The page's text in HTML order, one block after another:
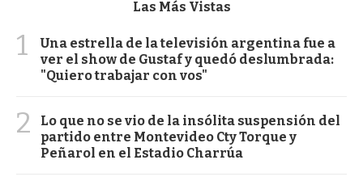
Las Más Vistas
1
Una estrella de la televisión argentina fue a
ver el show de Gustaf y quedó deslumbrada:
"Quiero trabajar con vos"
2
Lo que no se vio de la insólita suspensión del
partido entre Montevideo Cty Torque y
Peñarol en el Estadio Charrúa